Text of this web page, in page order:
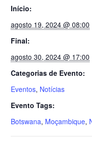
Início:
agosto 19, 2024 @ 08:00
Final:
agosto 30, 2024 @ 17:00
Categorias de Evento:
Eventos, Notícias
Evento Tags:
Botswana, Moçambique,